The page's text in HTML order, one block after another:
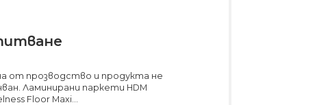
от прозводство и продукта не
Ламинирани паркети HDM
Floor Maxi...